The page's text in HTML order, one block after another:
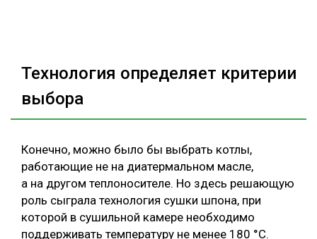
Технология определяет критерии
выбора
Конечно, можно было бы выбрать котлы,
работающие не на диатермальном масле,
а на другом теплоносителе. Но здесь решающую
роль сыграла технология сушки шпона, при
которой в сушильной камере необходимо
поддерживать температуру не менее 180 °С.